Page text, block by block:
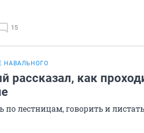
15
НАВАЛЬНОГО
рассказал, как
лестницам, говорить и листать